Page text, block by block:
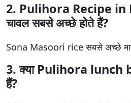
2. Pulihora Recipe in
चावल सबसे अच्छे होते हैं?
Sona Masoori rice सबसे अच्छे
3. क्या Pulihora lunch
हैं?